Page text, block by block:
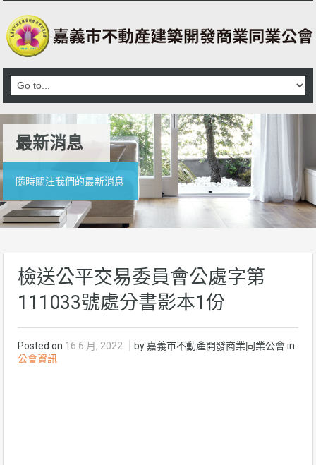
最新消息
隨時關注我們的最新消息
檢送公平交易委員會公處字第
111033號處分書影本1份
Posted on 16 6 月, 2022
by 嘉義市不動產開發商業同業公會 in
公會資訊